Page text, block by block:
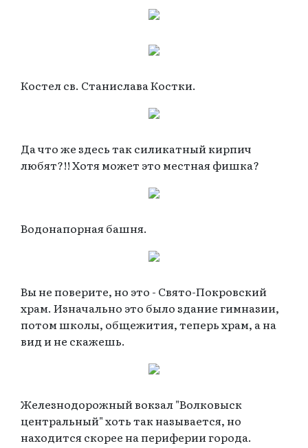
Костел св. Станислава Костки.
Да что же здесь так силикатный кирпич
любят?!! Хотя может это местная фишка?
Водонапорная башня.
Вы не поверите, но это - Свято-Покровский
храм. Изначально это было здание гимназии,
потом школы, общежития, теперь храм, а на
вид и не скажешь.
Железнодорожный вокзал "Волковыск
центральный" хоть так называется, но
находится скорее на периферии города.